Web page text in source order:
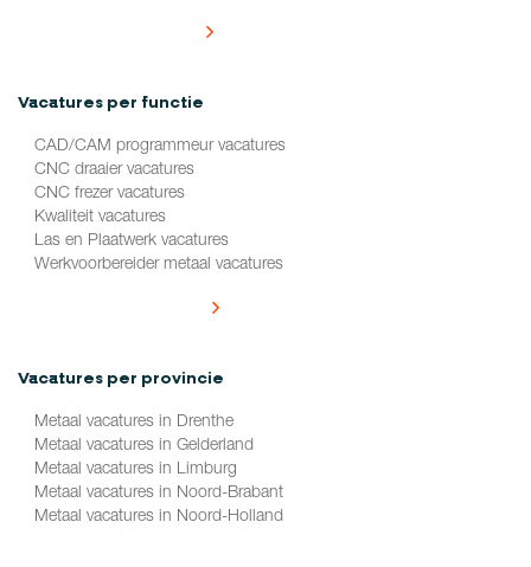
Vacatures per functie
CAD/CAM programmeur vacatures
CNC draaier vacatures
CNC frezer vacatures
Kwaliteit vacatures
Las en Plaatwerk vacatures
Werkvoorbereider metaal vacatures
Vacatures per provincie
Metaal vacatures in Drenthe
Metaal vacatures in Gelderland
Metaal vacatures in Limburg
Metaal vacatures in Noord-Brabant
Metaal vacatures in Noord-Holland